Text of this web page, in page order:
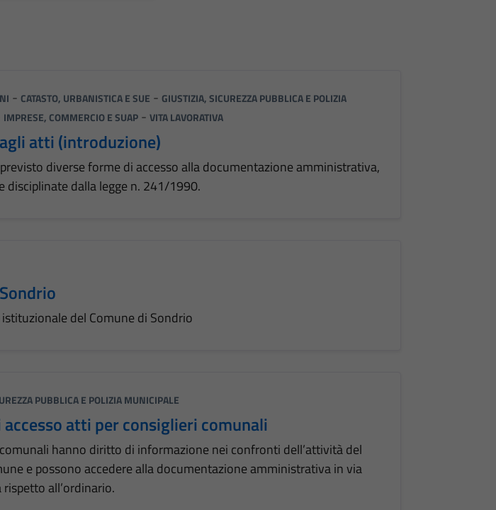
- CATASTO, URBANISTICA E SUE - GIUSTIZIA, SICUREZZA PUBBLICA E POLIZIA
IMPRESE, COMMERCIO E SUAP- VITA LAVORATIVA
atti (introduzione)
diverse forme di accesso alla documentazione amministrativa,
disciplinate dalla legge n. 241/1990.
del Comune di Sondrio
PUBBLICA E POLIZIA MUNICIPALE
atti per consiglieri comunali
hanno diritto di informazione nei confronti dell’attività del
e possono accedere alla documentazione amministrativa in via
all’ordinario.